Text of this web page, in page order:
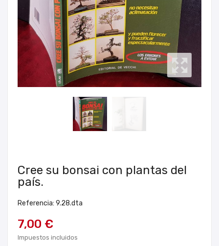
Cree su bonsai con plantas del
país.
Referencia: 9.28.dta
7,00 €
Impuestos incluidos